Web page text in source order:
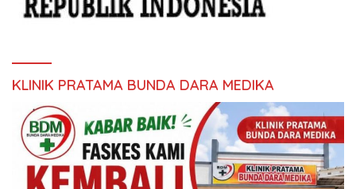
KLINIK PRATAMA BUNDA DARA MEDIKA